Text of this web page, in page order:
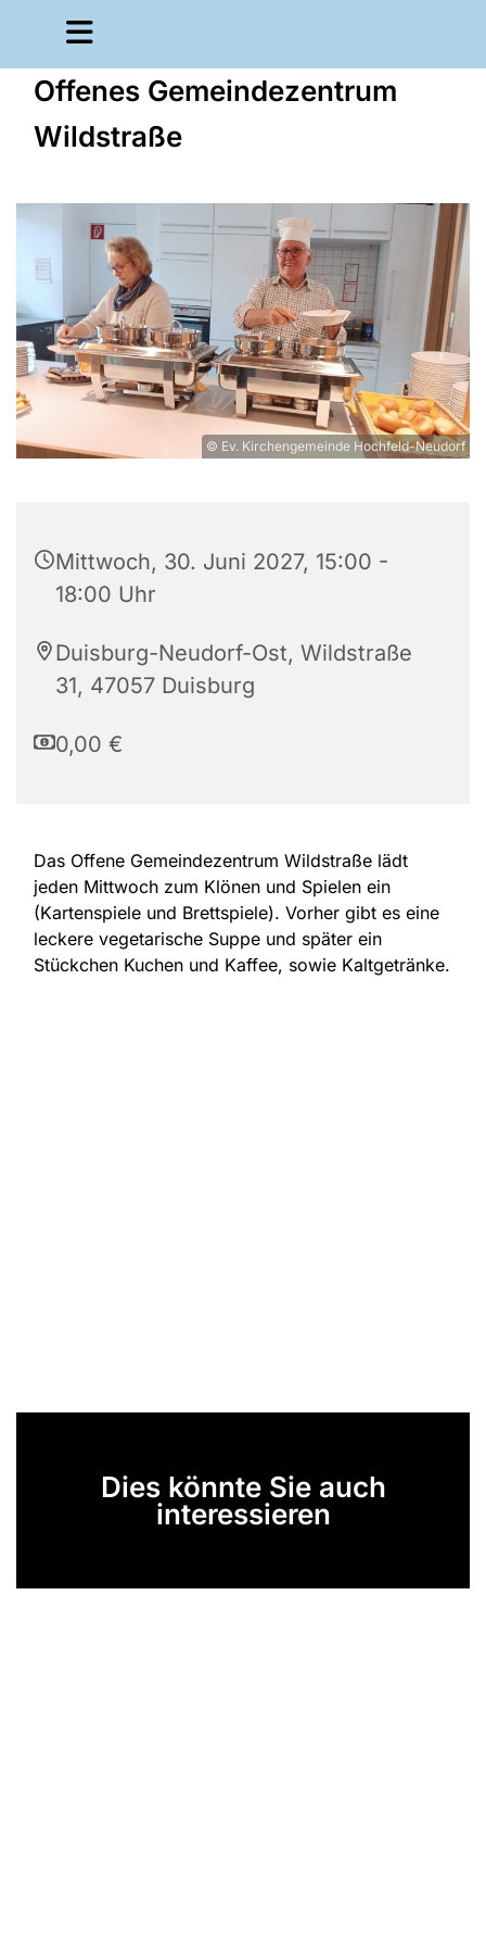
Offenes Gemeindezentrum
Wildstraße
© Ev. Kirchengemeinde Hochfeld-Neudorf
Mittwoch, 30. Juni 2027, 15:00 -
18:00 Uhr
Duisburg-Neudorf-Ost, Wildstraße
31, 47057 Duisburg
0,00 €
Das Offene Gemeindezentrum Wildstraße lädt
jeden Mittwoch zum Klönen und Spielen ein
(Kartenspiele und Brettspiele). Vorher gibt es eine
leckere vegetarische Suppe und später ein
Stückchen Kuchen und Kaffee, sowie Kaltgetränke.
Dies könnte Sie auch
interessieren